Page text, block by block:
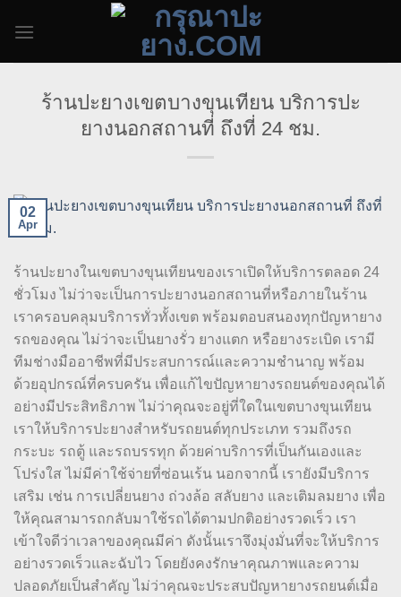
ร้านปะยางเขตบางขุนเทียน บริการปะ
ยางนอกสถานที่ ถึงที่ 24 ชม.
02
Apr
ร้านปะยางในเขตบางขุนเทียนของเราเปิดให้บริการตลอด 24
ชั่วโมง ไม่ว่าจะเป็นการปะยางนอกสถานที่หรือภายในร้าน
เราครอบคลุมบริการทั่วทั้งเขต พร้อมตอบสนองทุกปัญหายาง
รถของคุณ ไม่ว่าจะเป็นยางรั่ว ยางแตก หรือยางระเบิด เรามี
ทีมช่างมืออาชีพที่มีประสบการณ์และความชำนาญ พร้อม
ด้วยอุปกรณ์ที่ครบครัน เพื่อแก้ไขปัญหายางรถยนต์ของคุณได้
อย่างมีประสิทธิภาพ ไม่ว่าคุณจะอยู่ที่ใดในเขตบางขุนเทียน
เราให้บริการปะยางสำหรับรถยนต์ทุกประเภท รวมถึงรถ
กระบะ รถตู้ และรถบรรทุก ด้วยค่าบริการที่เป็นกันเองและ
โปร่งใส ไม่มีค่าใช้จ่ายที่ซ่อนเร้น นอกจากนี้ เรายังมีบริการ
เสริม เช่น การเปลี่ยนยาง ถ่วงล้อ สลับยาง และเติมลมยาง เพื่อ
ให้คุณสามารถกลับมาใช้รถได้ตามปกติอย่างรวดเร็ว เรา
เข้าใจดีว่าเวลาของคุณมีค่า ดังนั้นเราจึงมุ่งมั่นที่จะให้บริการ
อย่างรวดเร็วและฉับไว โดยยังคงรักษาคุณภาพและความ
ปลอดภัยเป็นสำคัญ ไม่ว่าคุณจะประสบปัญหายางรถยนต์เมื่อ